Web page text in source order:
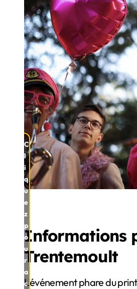
Informations
Trentemoult
L’événement phare du
C
l
i
q
u
e
z
p
o
u
r
a
c